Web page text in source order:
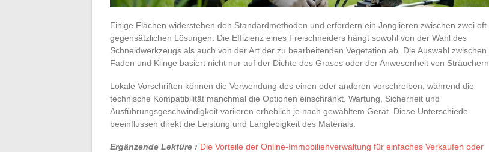
Einige Flächen widerstehen den Standardmethoden und erfordern ein Jonglieren zwischen zwei oft
gegensätzlichen Lösungen. Die Effizienz eines Freischneiders hängt sowohl von der Wahl des
Schneidwerkzeugs als auch von der Art der zu bearbeitenden Vegetation ab. Die Auswahl zwischen
Faden und Klinge basiert nicht nur auf der Dichte des Grases oder der Anwesenheit von Sträuchern.
Lokale Vorschriften können die Verwendung des einen oder anderen vorschreiben, während die
technische Kompatibilität manchmal die Optionen einschränkt. Wartung, Sicherheit und
Ausführungsgeschwindigkeit variieren erheblich je nach gewähltem Gerät. Diese Unterschiede
beeinflussen direkt die Leistung und Langlebigkeit des Materials.
Ergänzende Lektüre : Die Vorteile der Online-Immobilienverwaltung für einfaches Verkaufen oder